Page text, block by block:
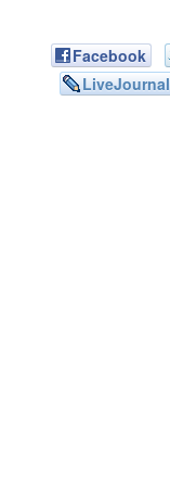
Facebook
LiveJournal